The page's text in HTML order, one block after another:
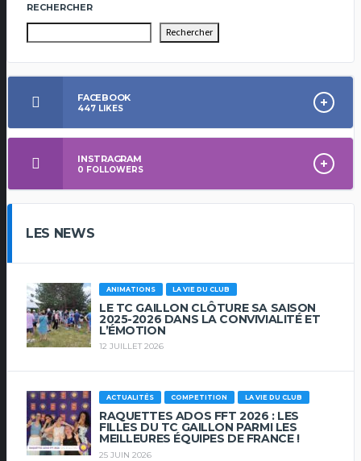
RECHERCHER
Rechercher
FACEBOOK
447 LIKES
INSTRAGRAM
0 FOLLOWERS
LES NEWS
ANIMATIONS LA VIE DU CLUB
LE TC GAILLON CLÔTURE SA SAISON
2025-2026 DANS LA CONVIVIALITÉ ET
L’ÉMOTION
12 JUILLET 2026
ACTUALITÉS COMPETITION LA VIE DU CLUB
RAQUETTES ADOS FFT 2026 : LES
FILLES DU TC GAILLON PARMI LES
MEILLEURES ÉQUIPES DE FRANCE !
25 JUIN 2026